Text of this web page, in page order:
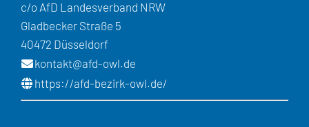
c/o AfD Landesverband NRW
Gladbecker Straße 5
40472 Düsseldorf
kontakt@afd-owl.de
https://afd-bezirk-owl.de/